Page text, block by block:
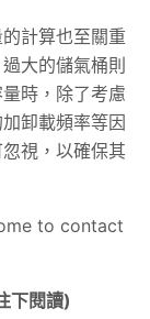
計算也至關重
大的儲氣桶則
時，除了考慮
卸載頻率等因
視，以確保其
to contact
下閱讀)